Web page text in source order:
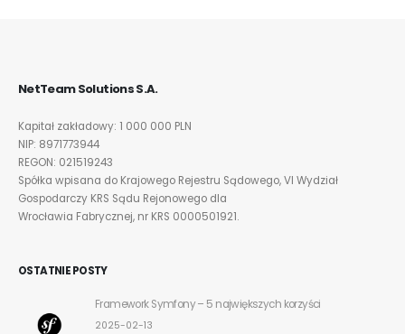
NetTeam Solutions S.A.
Kapitał zakładowy: 1 000 000 PLN
NIP: 8971773944
REGON: 021519243
Spółka wpisana do Krajowego Rejestru Sądowego, VI Wydział
Gospodarczy KRS Sądu Rejonowego dla
Wrocławia Fabrycznej, nr KRS 0000501921.
OSTATNIE POSTY
Framework Symfony – 5 największych korzyści
2025-02-13